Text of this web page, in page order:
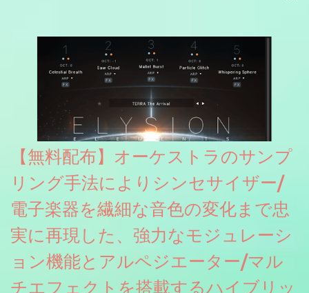
【無料配布】オーケストラのサンプ
リング手法によりシンセサイザー/
電子楽器を繊細な音色の変化まで忠
実に再現した、強力なモジュレーシ
ョン機能とアルペジエーター/マル
チエフェクトを搭載するハイブリッ